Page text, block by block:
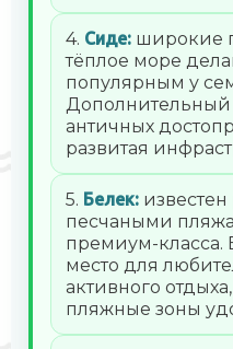
4. Сиде:широкие
тёплое море
популярным у
Дополнительный
античных
развитая
5. Белек:
песчаными
премиум-класса.
место для
активного
пляжные зоны